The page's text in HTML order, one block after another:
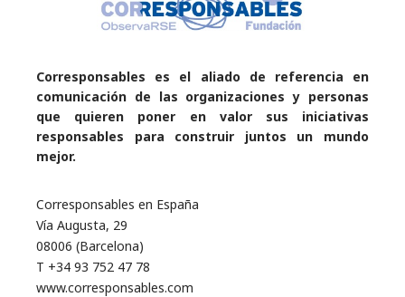
Corresponsables es el aliado de referencia en
comunicación de las organizaciones y personas
que quieren poner en valor sus iniciativas
responsables para construir juntos un mundo
mejor.
Corresponsables en España
Vía Augusta, 29
08006 (Barcelona)
T +34 93 752 47 78
www.corresponsables.com